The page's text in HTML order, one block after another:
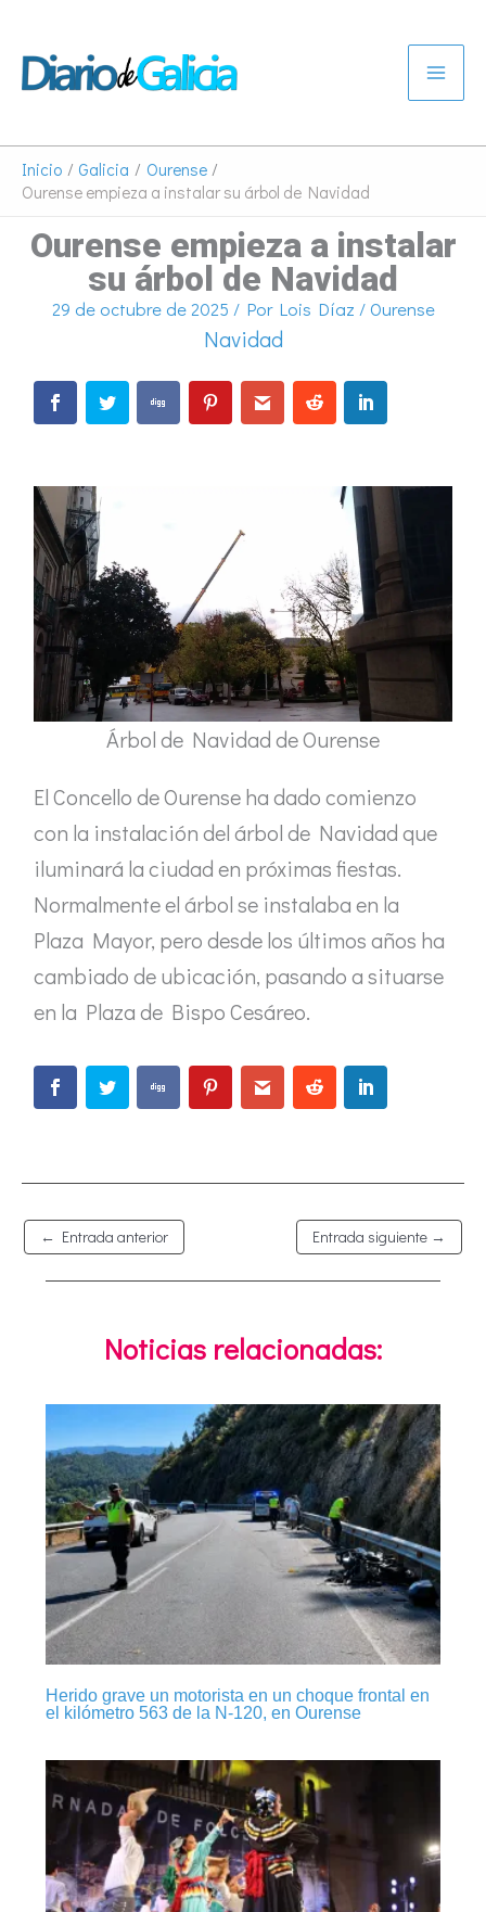
contenido
Inicio Galicia
Ourense
Ourense empieza a instalar su árbol de Navidad
Ourense empieza a instalar
su árbol de Navidad
29 de octubre de 2025 / Por Lois Díaz /Ourense
Navidad
Árbol de Navidad de Ourense
El Concello de Ourense ha dado comienzo
con la instalación del árbol de Navidad que
iluminará la ciudad en próximas fiestas.
Normalmente el árbol se instalaba en la
Plaza Mayor, pero desde los últimos años ha
cambiado de ubicación, pasando a situarse
en la Plaza de Bispo Cesáreo.
← Entrada anterior Entrada siguiente →
Noticias relacionadas:
Herido grave un motorista en un choque frontal en
el kilómetro 563 de la N-120, en Ourense